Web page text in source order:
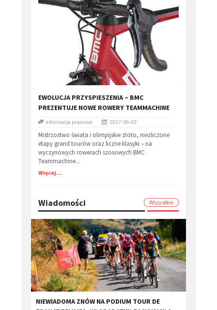
EWOLUCJA PRZYSPIESZENIA – BMC
PREZENTUJE NOWE ROWERY TEAMMACHINE
informacja prasowa 2017-06-02
Mistrzostwo świata i olimpijskie złoto, niezliczone
etapy grand tourów oraz liczne klasyki – na
wyczynowych rowerach szosowych BMC
Teammachine...
Więcej...
Wiadomości Wszystkie
​NIEWIADOMA ZNÓW NA PODIUM TOUR DE